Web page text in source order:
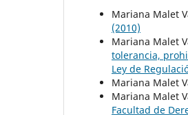
Mariana Malet
(2010)
Mariana Malet
tolerancia,
Ley de
Mariana Malet
Mariana Malet
Facultad de